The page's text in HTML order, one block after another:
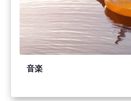
音楽